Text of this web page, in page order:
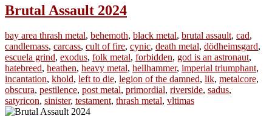
Brutal Assault 2024
bay area thrash metal, behemoth, black metal, brutal assault, cad,
candlemass, carcass, cult of fire, cynic, death metal, dödheimsgard,
escuela grind, exodus, folk metal, forbidden, god is an astronaut,
hatebreed, heathen, heavy metal, hellhammer, imperial triumphant,
incantation, khold, left to die, legion of the damned, lik, metalcore,
obscura, pestilence, post metal, primordial, riverside, sadus,
satyricon, sinister, testament, thrash metal, vltimas